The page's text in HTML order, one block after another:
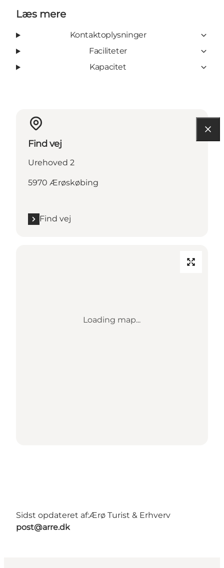
Læs mere
Kontaktoplysninger
Faciliteter
Kapacitet
Find vej
Urehoved 2
5970 Ærøskøbing
Find vej
Loading map...
Sidst opdateret af:Ærø Turist & Erhverv
post@arre.dk